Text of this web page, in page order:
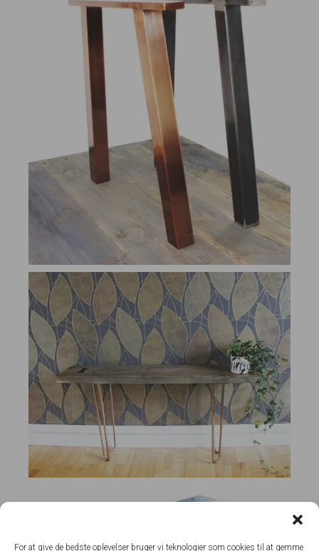
For at give de bedste oplevelser bruger vi teknologier som cookies til at gemme